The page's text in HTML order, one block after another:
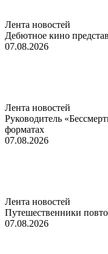
Лента новостей
Дебютное кино
07.08.2026
Лента новостей
Руководитель
форматах
07.08.2026
Лента новостей
Путешественники
07.08.2026